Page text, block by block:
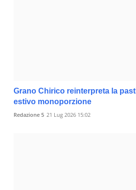
Grano Chirico reinterpreta la
estivo monoporzione
Redazione 5 21 Lug 2026 15:02